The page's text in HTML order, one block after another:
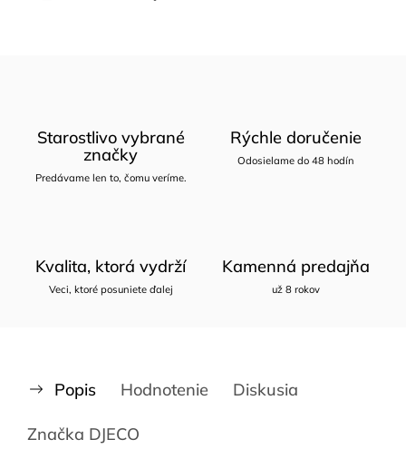
Starostlivo vybrané
značky
Predávame len to, čomu veríme.
Rýchle doručenie
Odosielame do 48 hodín
Kvalita, ktorá vydrží
Veci, ktoré posuniete ďalej
Kamenná predajňa
už 8 rokov
Popis Hodnotenie Diskusia
Značka DJECO